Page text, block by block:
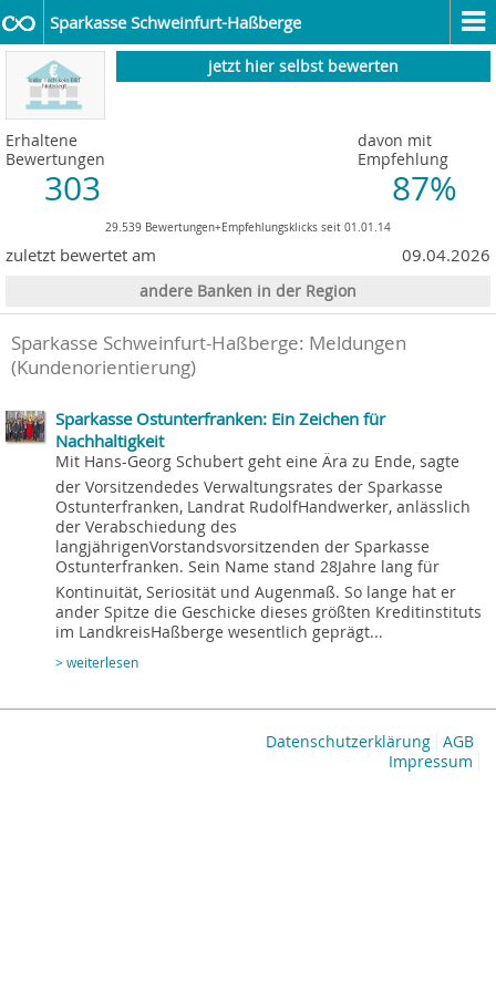
Sparkasse Schweinfurt-Haßberge
jetzt hier selbst bewerten
Erhaltene
Bewertungen
303
davon mit
Empfehlung
87%
29.539 Bewertungen+Empfehlungsklicks seit 01.01.14
zuletzt bewertet am 09.04.2026
andere Banken in der Region
Sparkasse Schweinfurt-Haßberge: Meldungen
(Kundenorientierung)
Sparkasse Ostunterfranken: Ein Zeichen für
Nachhaltigkeit
Mit Hans-Georg Schubert geht eine Ära zu Ende, sagte
der Vorsitzendedes Verwaltungsrates der Sparkasse
Ostunterfranken, Landrat RudolfHandwerker, anlässlich
der Verabschiedung des
langjährigenVorstandsvorsitzenden der Sparkasse
Ostunterfranken. Sein Name stand 28Jahre lang für
Kontinuität, Seriosität und Augenmaß. So lange hat er
ander Spitze die Geschicke dieses größten Kreditinstituts
im LandkreisHaßberge wesentlich geprägt...
> weiterlesen
AGB
Datenschutzerklärung
Impressum